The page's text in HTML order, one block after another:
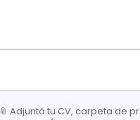
📎 Adjuntá tu CV, carpeta de